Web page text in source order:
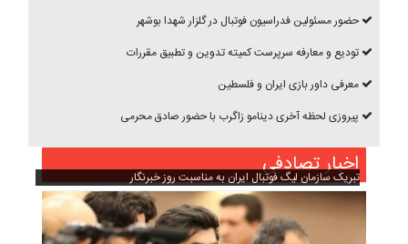
حضور مسئولین فدراسیون فوتبال در گلزار شهدا بوشهر
تودیع و معارفه سرپرست کمیته تدوین و تطبیق مقررات
معرفی داور بازی ایران و فلسطین
پیروزی لحظه آخری دینامو زاگرب با حضور صادق محرمی
اخبار تصادفی
تبریک سازمان لیگ فوتبال ایران به مناسبت روز خبرنگار